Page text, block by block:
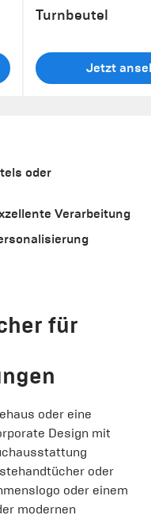
Turnbeutel
Jetzt
oder
Verarbeitung
für
oder eine
Design mit
oder
oder einem
modernen